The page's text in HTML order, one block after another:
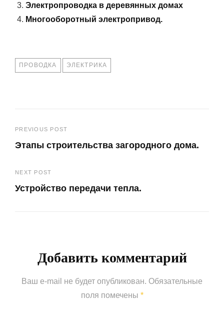
Электропроводка в деревянных домах
Многооборотный электропривод.
TAGS
ПРОВОДКА ЭЛЕКТРИКА
Навигация
по
записям
PREVIOUS POST
Этапы строительства загородного дома.
Post
NEXT POST
Устройство передачи тепла.
Добавить комментарий
Ваш e-mail не будет опубликован. Обязательные
поля помечены *